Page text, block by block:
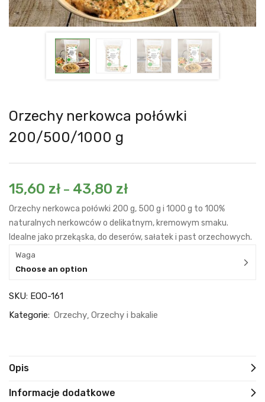
Orzechy nerkowca połówki
200/500/1000 g
15,60 zł – 43,80 zł
Orzechy nerkowca połówki 200 g, 500 g i 1000 g to 100%
naturalnych nerkowców o delikatnym, kremowym smaku.
Idealne jako przekąska, do deserów, sałatek i past orzechowych.
Waga
Choose an option
SKU: EOO-161
Kategorie: Orzechy Orzechy i bakalie
Opis
Informacje dodatkowe